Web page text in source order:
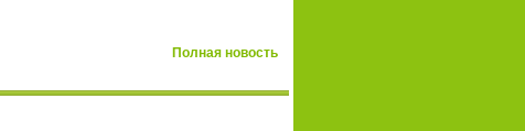
Полная новость